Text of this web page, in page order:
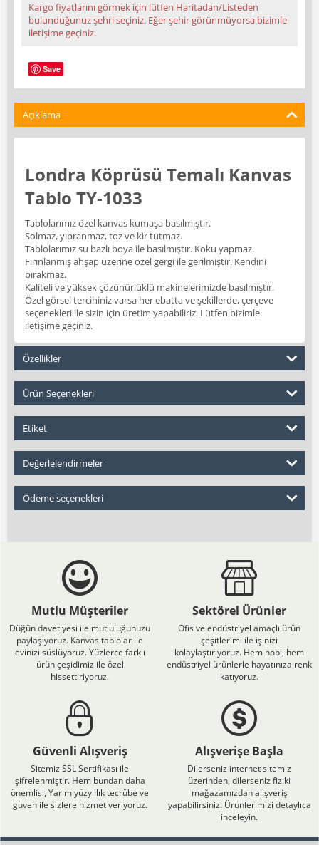
Kargo fiyatlarını görmek için lütfen Haritadan/Listeden
bulunduğunuz şehri seçiniz. Eğer şehir görünmüyorsa bizimle
iletişime geçiniz.
Save
Açıklama
Londra Köprüsü Temalı Kanvas
Tablo TY-1033
Tablolarımız özel kanvas kumaşa basılmıştır.
Solmaz, yıpranmaz, toz ve kir tutmaz.
Tablolarımız su bazlı boya ile basılmıştır. Koku yapmaz.
Fırınlanmış ahşap üzerine özel gergi ile gerilmiştir. Kendini
bırakmaz.
Kaliteli ve yüksek çözünürlüklü makinelerimizde basılmıştır.
Özel görsel tercihiniz varsa her ebatta ve şekillerde, çerçeve
seçenekleri ile sizin için üretim yapabiliriz. Lütfen bizimle
iletişime geçiniz.
Özellikler
Ürün Seçenekleri
Etiket
Değerlelendirmeler
Ödeme seçenekleri
Mutlu Müşteriler
Düğün davetiyesi ile mutluluğunuzu
paylaşıyoruz. Kanvas tablolar ile
evinizi süslüyoruz. Yüzlerce farklı
ürün çeşidimiz ile özel
hissettiriyoruz.
Sektörel Ürünler
Ofis ve endüstriyel amaçlı ürün
çeşitlerimi ile işinizi
kolaylaştırıyoruz. Hem hobi, hem
endüstriyel ürünlerle hayatınıza renk
katıyoruz.
Güvenli Alışveriş
Sitemiz SSL Sertifikası ile
şifrelenmiştir. Hem bundan daha
önemlisi, Yarım yüzyıllık tecrübe ve
güven ile sizlere hizmet veriyoruz.
Alışverişe Başla
Dilerseniz internet sitemiz
üzerinden, dilerseniz fiziki
mağazamızdan alışveriş
yapabilirsiniz. Ürünlerimizi detaylıca
inceleyin.